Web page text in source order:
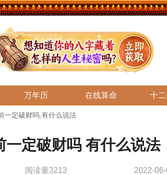
万年历 在线算命 十二
一定破财吗,有什么说法
一定破财吗 有什么说法
阅读量3213 2022-